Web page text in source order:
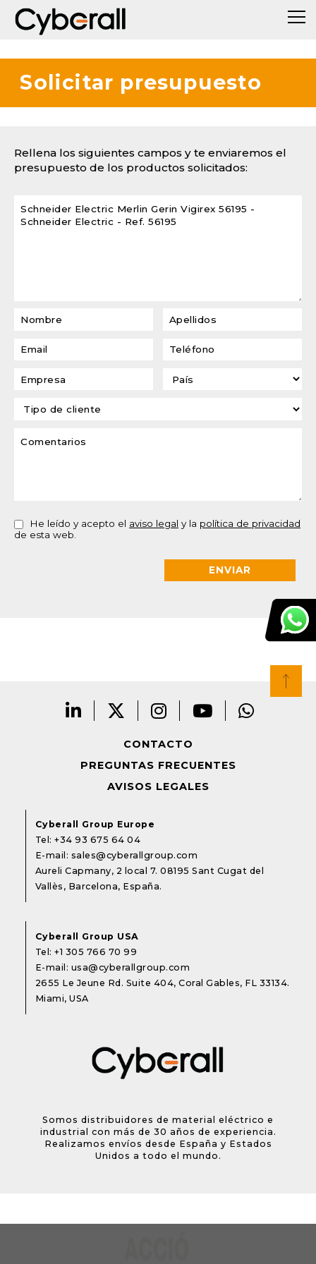
Solicitar presupuesto
Rellena los siguientes campos y te enviaremos el
presupuesto de los productos solicitados:
He leído y acepto el aviso legal y la política de privacidad
de esta web.
CONTACTO
PREGUNTAS FRECUENTES
AVISOS LEGALES
Cyberall Group Europe
Tel:+34 93 675 64 04
E-mail: sales@cyberallgroup.com
Aureli Capmany, 2 local 7. 08195 Sant Cugat del
Vallès, Barcelona, España.
Cyberall Group USA
Tel:+1 305 766 70 99
E-mail: usa@cyberallgroup.com
2655 Le Jeune Rd. Suite 404, Coral Gables, FL 33134.
Miami, USA
Somos distribuidores de material eléctrico e
industrial con más de 30 años de experiencia.
Realizamos envíos desde España y Estados
Unidos a todo el mundo.